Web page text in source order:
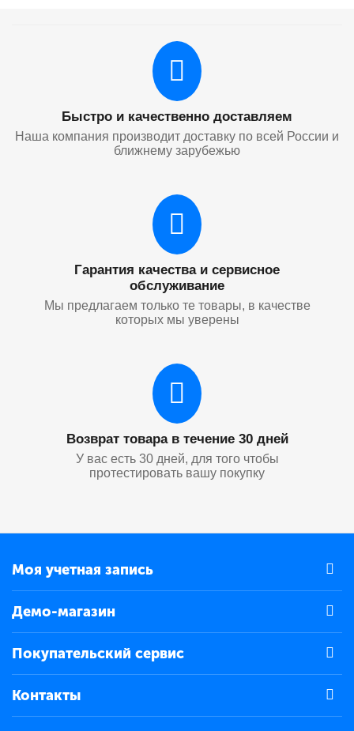
Быстро и качественно доставляем
Наша компания производит доставку по всей России и
ближнему зарубежью
Гарантия качества и сервисное
обслуживание
Мы предлагаем только те товары, в качестве
которых мы уверены
Возврат товара в течение 30 дней
У вас есть 30 дней, для того чтобы
протестировать вашу покупку
Моя учетная запись
Демо-магазин
Покупательский сервис
Контакты